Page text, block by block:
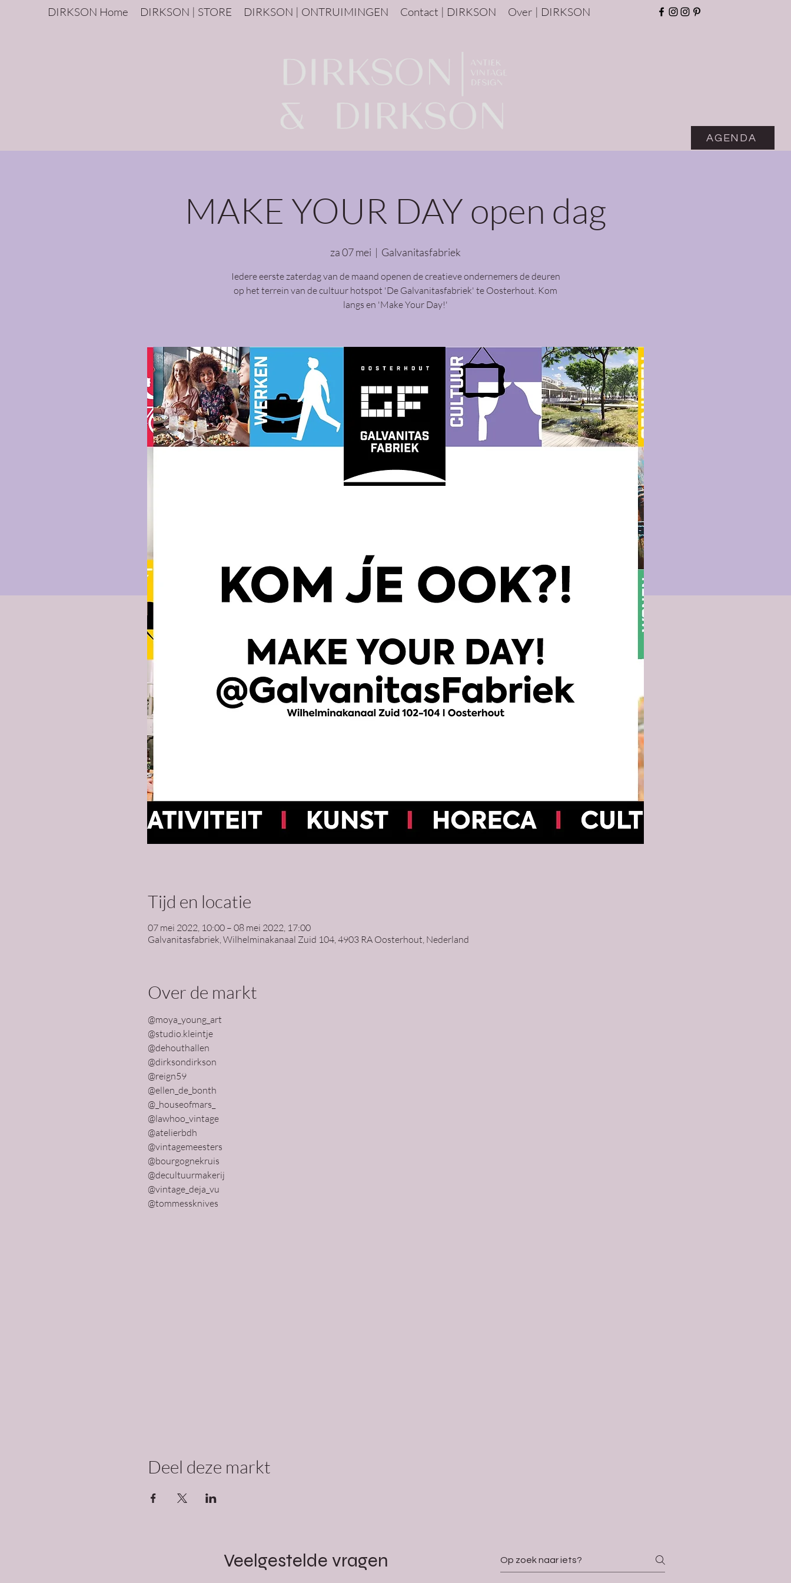
DIRKSON Home DIRKSON | STORE DIRKSON | ONTRUIMINGEN Contact | DIRKSON Over | DIRKSON
AGENDA
MAKE YOUR DAY open dag
za 07 mei
  |
Galvanitasfabriek
Iedere eerste zaterdag van de maand openen de creatieve ondernemers de deuren
op het terrein van de cultuur hotspot 'De Galvanitasfabriek' te Oosterhout. Kom
langs en 'Make Your Day!'
Tijd en locatie
07 mei 2022, 10:00 – 08 mei 2022, 17:00
Galvanitasfabriek, Wilhelminakanaal Zuid 104, 4903 RA Oosterhout, Nederland
Over de markt
@moya_young_art
@studio.kleintje
@dehouthallen
@dirksondirkson
@reign59
@ellen_de_bonth
@_houseofmars_
@lawhoo_vintage
@atelierbdh
@vintagemeesters
@bourgognekruis
@decultuurmakerij
@vintage_deja_vu
@tommessknives
Deel deze markt
Veelgestelde vragen